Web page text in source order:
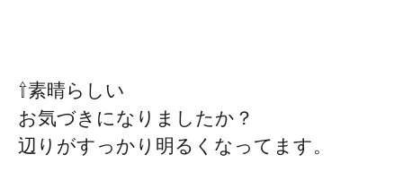
⇧素晴らしい
お気づきになりましたか？
辺りがすっかり明るくなってます。